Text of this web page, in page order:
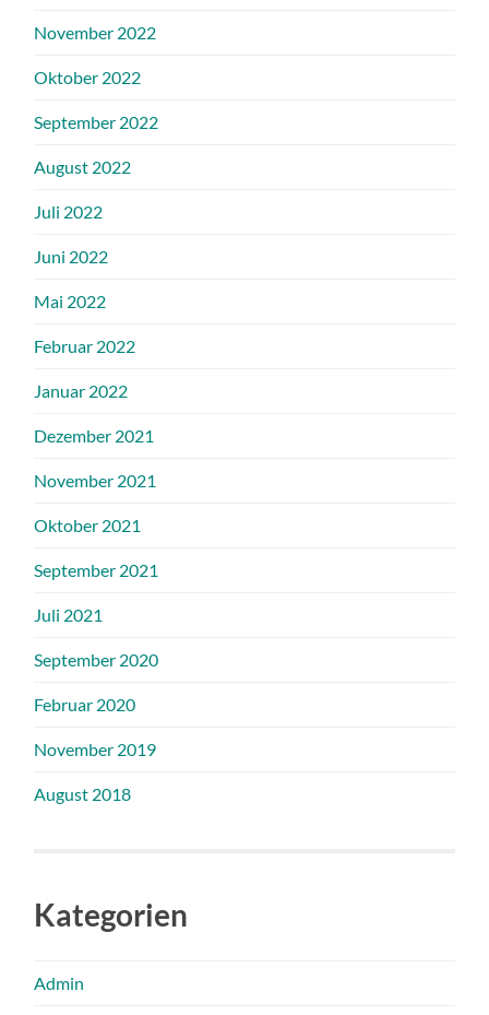
November 2022
Oktober 2022
September 2022
August 2022
Juli 2022
Juni 2022
Mai 2022
Februar 2022
Januar 2022
Dezember 2021
November 2021
Oktober 2021
September 2021
Juli 2021
September 2020
Februar 2020
November 2019
August 2018
Kategorien
Admin